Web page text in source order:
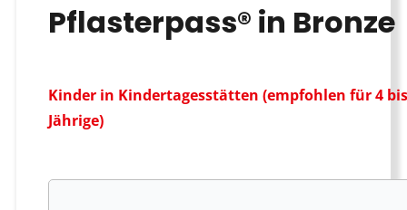
Pflasterpass® in Bronze
Kinder in Kindertagesstätten (empfohlen für 4
Jährige)